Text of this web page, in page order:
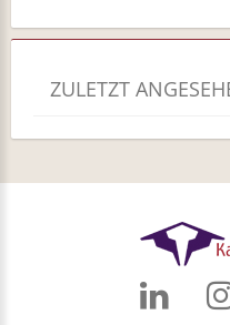
ZULETZT